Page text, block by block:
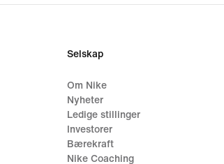
Selskap
Om Nike
Nyheter
Ledige stillinger
Investorer
Bærekraft
Nike Coaching